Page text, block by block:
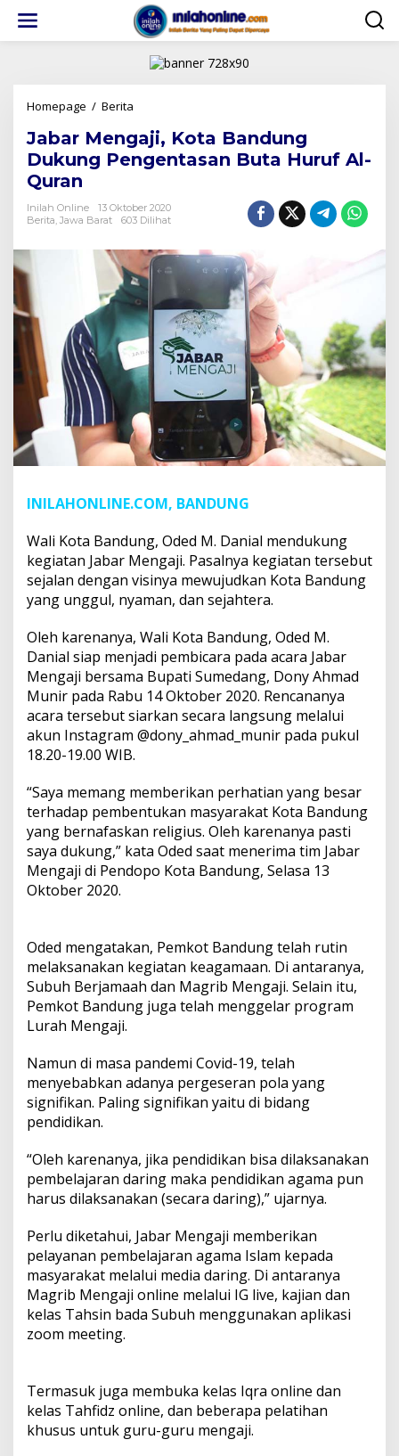
konten
Homepage / Berita
Kota
Bandung
Dukung
Buta
Huruf
Quran
Jabar Mengaji, Kota Bandung
Dukung Pengentasan Buta Huruf Al-
Quran
Inilah Online
13 Oktober 2020
Berita, Jawa Barat 603 Dilihat
INILAHONLINE.COM, BANDUNG
Wali Kota Bandung, Oded M. Danial mendukung
kegiatan Jabar Mengaji. Pasalnya kegiatan tersebut
sejalan dengan visinya mewujudkan Kota Bandung
yang unggul, nyaman, dan sejahtera.
Oleh karenanya, Wali Kota Bandung, Oded M.
Danial siap menjadi pembicara pada acara Jabar
Mengaji bersama Bupati Sumedang, Dony Ahmad
Munir pada Rabu 14 Oktober 2020. Rencananya
acara tersebut siarkan secara langsung melalui
akun Instagram @dony_ahmad_munir pada pukul
18.20-19.00 WIB.
“Saya memang memberikan perhatian yang besar
terhadap pembentukan masyarakat Kota Bandung
yang bernafaskan religius. Oleh karenanya pasti
saya dukung,” kata Oded saat menerima tim Jabar
Mengaji di Pendopo Kota Bandung, Selasa 13
Oktober 2020.
Oded mengatakan, Pemkot Bandung telah rutin
melaksanakan kegiatan keagamaan. Di antaranya,
Subuh Berjamaah dan Magrib Mengaji. Selain itu,
Pemkot Bandung juga telah menggelar program
Lurah Mengaji.
Namun di masa pandemi Covid-19, telah
menyebabkan adanya pergeseran pola yang
signifikan. Paling signifikan yaitu di bidang
pendidikan.
“Oleh karenanya, jika pendidikan bisa dilaksanakan
pembelajaran daring maka pendidikan agama pun
harus dilaksanakan (secara daring),” ujarnya.
Perlu diketahui, Jabar Mengaji memberikan
pelayanan pembelajaran agama Islam kepada
masyarakat melalui media daring. Di antaranya
Magrib Mengaji online melalui IG live, kajian dan
kelas Tahsin bada Subuh menggunakan aplikasi
zoom meeting.
Termasuk juga membuka kelas Iqra online dan
kelas Tahfidz online, dan beberapa pelatihan
khusus untuk guru-guru mengaji.